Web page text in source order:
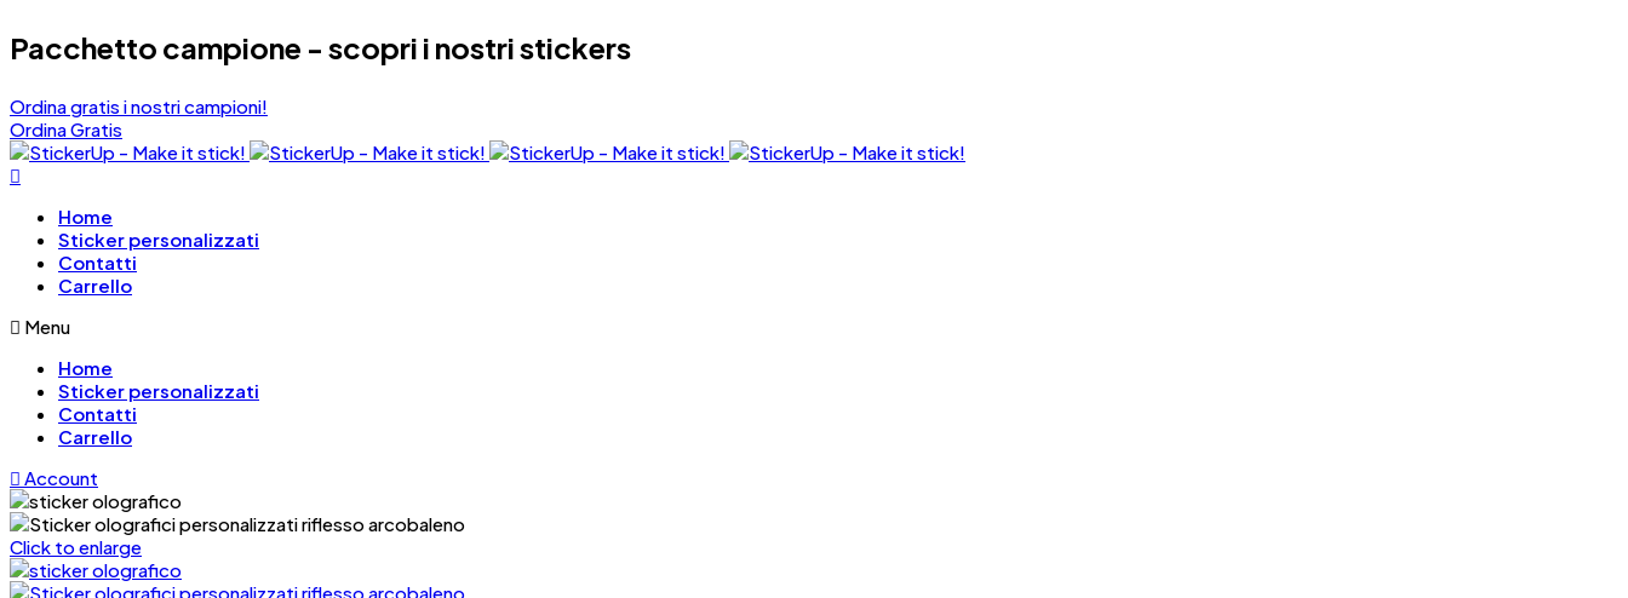
Pacchetto campione - scopri i nostri stickers
Ordina gratis i nostri campioni!
Ordina Gratis
Home
Sticker personalizzati
Contatti
Carrello
Menu
Home
Sticker personalizzati
Contatti
Carrello
Account
Click to enlarge